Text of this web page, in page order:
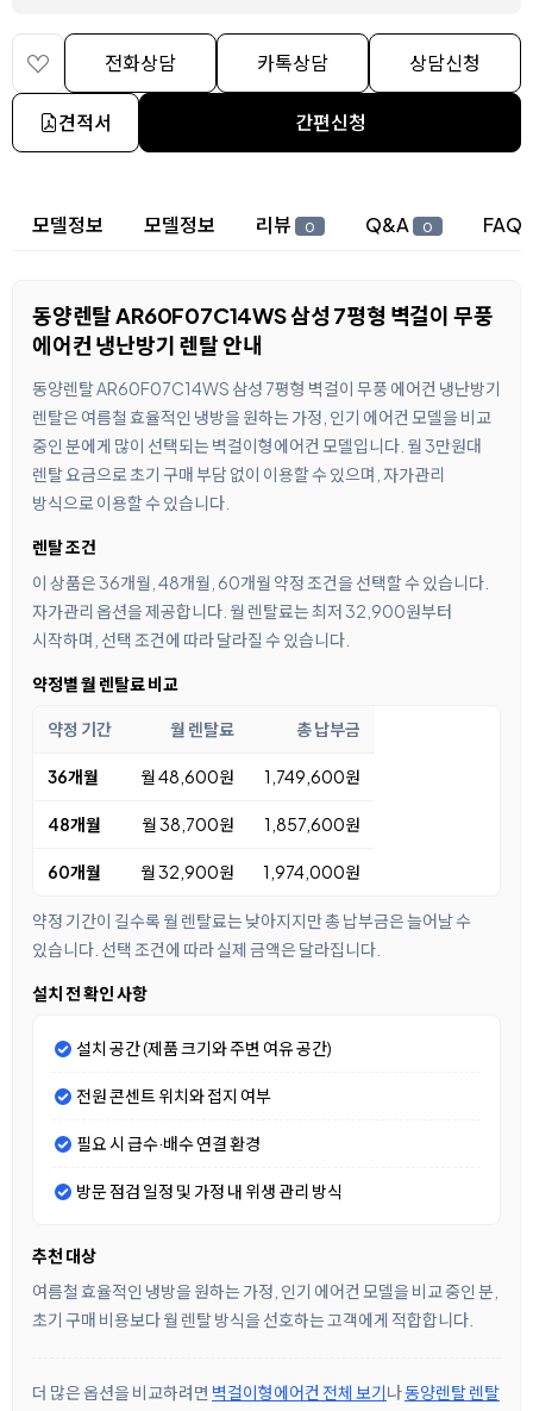
전화상담 카톡상담 상담신청
견적서 간편신청
상세 정보
모델정보 모델정보 리뷰 0 Q&A 0 FAQ
동양렌탈 AR60F07C14WS 삼성 7평형 벽걸이 무풍
에어컨 냉난방기 렌탈 안내
동양렌탈 AR60F07C14WS 삼성 7평형 벽걸이 무풍 에어컨 냉난방기
렌탈은 여름철 효율적인 냉방을 원하는 가정, 인기 에어컨 모델을 비교
중인 분에게 많이 선택되는 벽걸이형에어컨 모델입니다. 월 3만원대
렌탈 요금으로 초기 구매 부담 없이 이용할 수 있으며, 자가관리
방식으로 이용할 수 있습니다.
렌탈 조건
이 상품은 36개월, 48개월, 60개월 약정 조건을 선택할 수 있습니다.
자가관리 옵션을 제공합니다. 월 렌탈료는 최저 32,900원부터
시작하며, 선택 조건에 따라 달라질 수 있습니다.
약정별 월 렌탈료 비교
약정 기간 월 렌탈료 총 납부금
36개월 월 48,600원 1,749,600원
48개월 월 38,700원 1,857,600원
60개월 월 32,900원 1,974,000원
약정 기간이 길수록 월 렌탈료는 낮아지지만 총 납부금은 늘어날 수
있습니다. 선택 조건에 따라 실제 금액은 달라집니다.
설치 전 확인 사항
설치 공간 (제품 크기와 주변 여유 공간)
전원 콘센트 위치와 접지 여부
필요 시 급수·배수 연결 환경
방문 점검 일정 및 가정 내 위생 관리 방식
추천 대상
여름철 효율적인 냉방을 원하는 가정, 인기 에어컨 모델을 비교 중인 분,
초기 구매 비용보다 월 렌탈 방식을 선호하는 고객에게 적합합니다.
더 많은 옵션을 비교하려면 벽걸이형에어컨 전체 보기나동양렌탈 렌탈